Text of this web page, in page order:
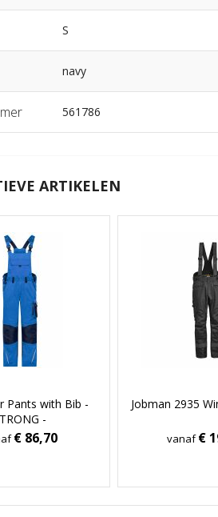
S
navy
561786
ARTIKELEN
Pants with Bib -
-
€ 86,70
Jobman 2935
vanaf€